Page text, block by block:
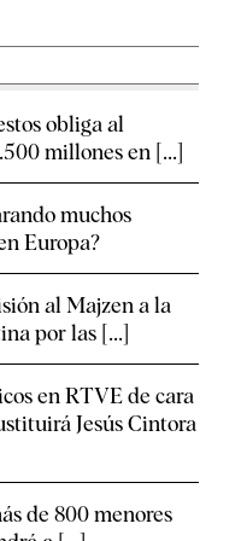
obliga al
millones en [...]
muchos
Europa?
al Majzen a la
por las [...]
en RTVE de cara
Jesús Cintora
de 800 menores